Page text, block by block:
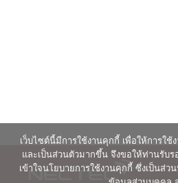
เว็บไซต์นี้มีการใช้งานคุกกี้ เพื่อให้การใช้
และเป็นส่วนตัวมากขึ้น จึงขอให้ท่านรับ
เข้าใจนโยบายการใช้งานคุกกี้ ซึ่งเป็นส่